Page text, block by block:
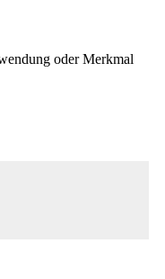
oder Merkmal